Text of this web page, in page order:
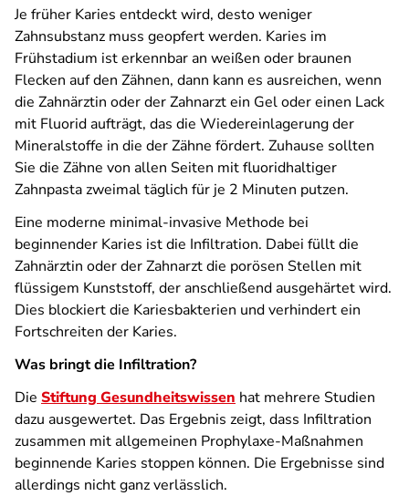
Je früher Karies entdeckt wird, desto weniger
Zahnsubstanz muss geopfert werden. Karies im
Frühstadium ist erkennbar an weißen oder braunen
Flecken auf den Zähnen, dann kann es ausreichen, wenn
die Zahnärztin oder der Zahnarzt ein Gel oder einen Lack
mit Fluorid aufträgt, das die Wiedereinlagerung der
Mineralstoffe in die der Zähne fördert. Zuhause sollten
Sie die Zähne von allen Seiten mit fluoridhaltiger
Zahnpasta zweimal täglich für je 2 Minuten putzen.
Eine moderne minimal-invasive Methode bei
beginnender Karies ist die Infiltration. Dabei füllt die
Zahnärztin oder der Zahnarzt die porösen Stellen mit
flüssigem Kunststoff, der anschließend ausgehärtet wird.
Dies blockiert die Kariesbakterien und verhindert ein
Fortschreiten der Karies.
Was bringt die Infiltration?
Die Stiftung Gesundheitswissen hat mehrere Studien
dazu ausgewertet. Das Ergebnis zeigt, dass Infiltration
zusammen mit allgemeinen Prophylaxe-Maßnahmen
beginnende Karies stoppen können. Die Ergebnisse sind
allerdings nicht ganz verlässlich.